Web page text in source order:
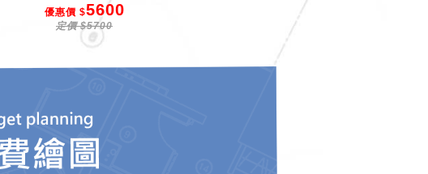
優惠價 $5600
定價 $5700